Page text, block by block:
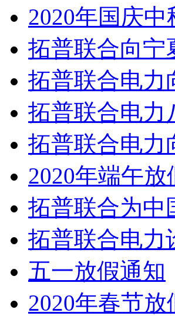
2020年国庆
拓普联合向宁
拓普联合电力
拓普联合电力
拓普联合电力
2020年端午放
拓普联合为中
拓普联合电力
五一放假通知
2020年春节放